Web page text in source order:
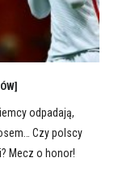
odpadają,
Czy polscy
Mecz o honor!